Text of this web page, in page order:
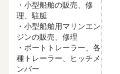
・小型船舶の販売、修
理、駐艇
・小型船舶用マリンエン
ジンの販売、修理
・ボートトレーラー、各
種トレーラー、ヒッチメ
ンバー